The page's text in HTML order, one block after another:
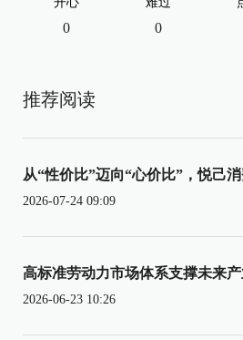
0 0
推荐阅读
从“性价比”迈向“心价比”，悦己
2026-07-24 09:09
高标准劳动力市场体系支撑未来
2026-06-23 10:26